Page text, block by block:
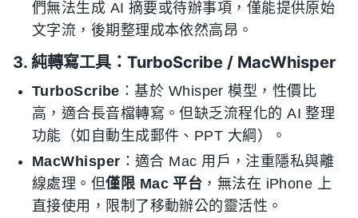
們無法生成 AI 摘要或待辦事項，僅能提供原始
文字流，後期整理成本依然高昂。
3. 純轉寫工具：TurboScribe / MacWhisper
TurboScribe ：基於 Whisper 模型，性價比
高，適合長音檔轉寫。但缺乏流程化的 AI 整理
功能（如自動生成郵件、PPT 大綱）。
MacWhisper ：適合 Mac 用戶，注重隱私與離
線處理。但僅限 Mac 平台 ，無法在 iPhone 上
直接使用，限制了移動辦公的靈活性。